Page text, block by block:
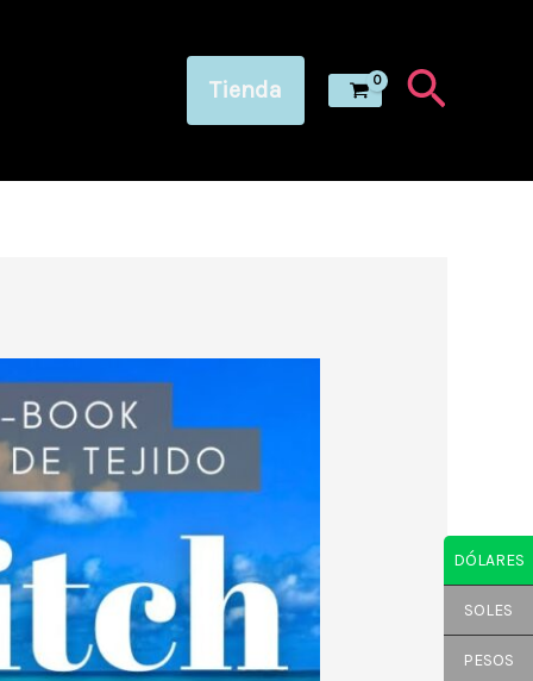
Tienda
DÓLARES
SOLES
PESOS